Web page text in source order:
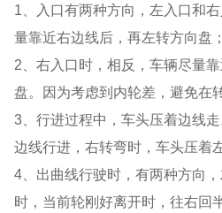
1、入口有两种方向，左入口和
量靠近右边线后，再左转方向盘；
2、右入口时，相反，车辆尽量
盘。因为考虑到内轮差，避免在
3、行进过程中，车头压着边线
边线行进，右转弯时，车头压着
4、出曲线行驶时，有两种方向
时，当前轮刚好离开时，往右回